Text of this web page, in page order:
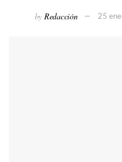
by Redacción 25